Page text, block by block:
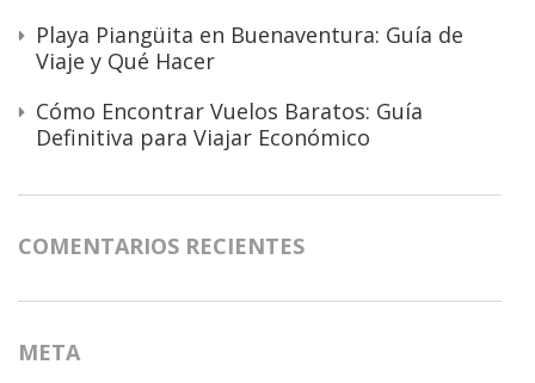
Playa Piangüita en Buenaventura: Guía de
Viaje y Qué Hacer
Cómo Encontrar Vuelos Baratos: Guía
Definitiva para Viajar Económico
COMENTARIOS RECIENTES
META